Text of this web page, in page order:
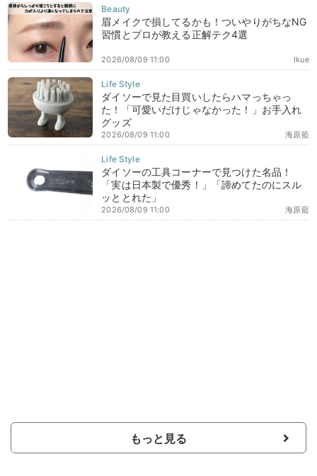
眉メイクで損してるかも！ついやりがちなNG
習慣とプロが教える正解テク4選
Ikue
2026/08/09 11:00
ダイソーで見た目買いしたらハマっちゃっ
た！「可愛いだけじゃなかった！」お手入れ
グッズ
海原藍
2026/08/09 11:00
ダイソーの工具コーナーで見つけた名品！
「実は日本製で優秀！」「諦めてたのにスル
ッととれた」
海原藍
2026/08/09 11:00
もっと見る